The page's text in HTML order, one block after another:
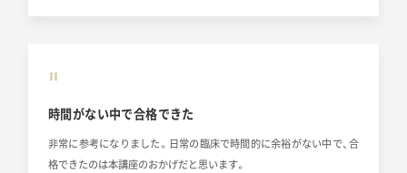
“
時間がない中で合格できた
非常に参考になりました。日常の臨床で時間的に余裕がない中で、合
格できたのは本講座のおかげだと思います。